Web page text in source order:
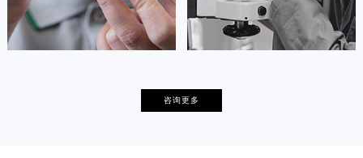
卡罗琳·卡桑德拉 辛迪·克莱门特
资深萧邦技师
咨询更多